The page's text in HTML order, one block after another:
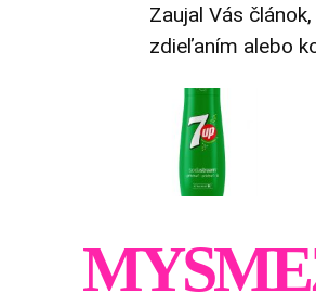
Zaujal Vás
zdieľaním alebo